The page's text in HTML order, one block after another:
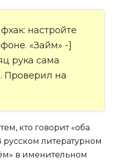
настройте
«Займ» -]
рука сама
Проверил на
кто говорит «оба
литературном
в именительном